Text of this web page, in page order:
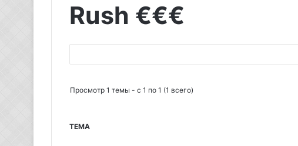
Rush €€€
о
:
Просмотр 1 темы - с 1 по 1 (1 всего)
ТЕМА